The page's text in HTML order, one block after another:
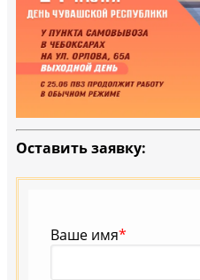
Оставить заявку:
Ваше имя*